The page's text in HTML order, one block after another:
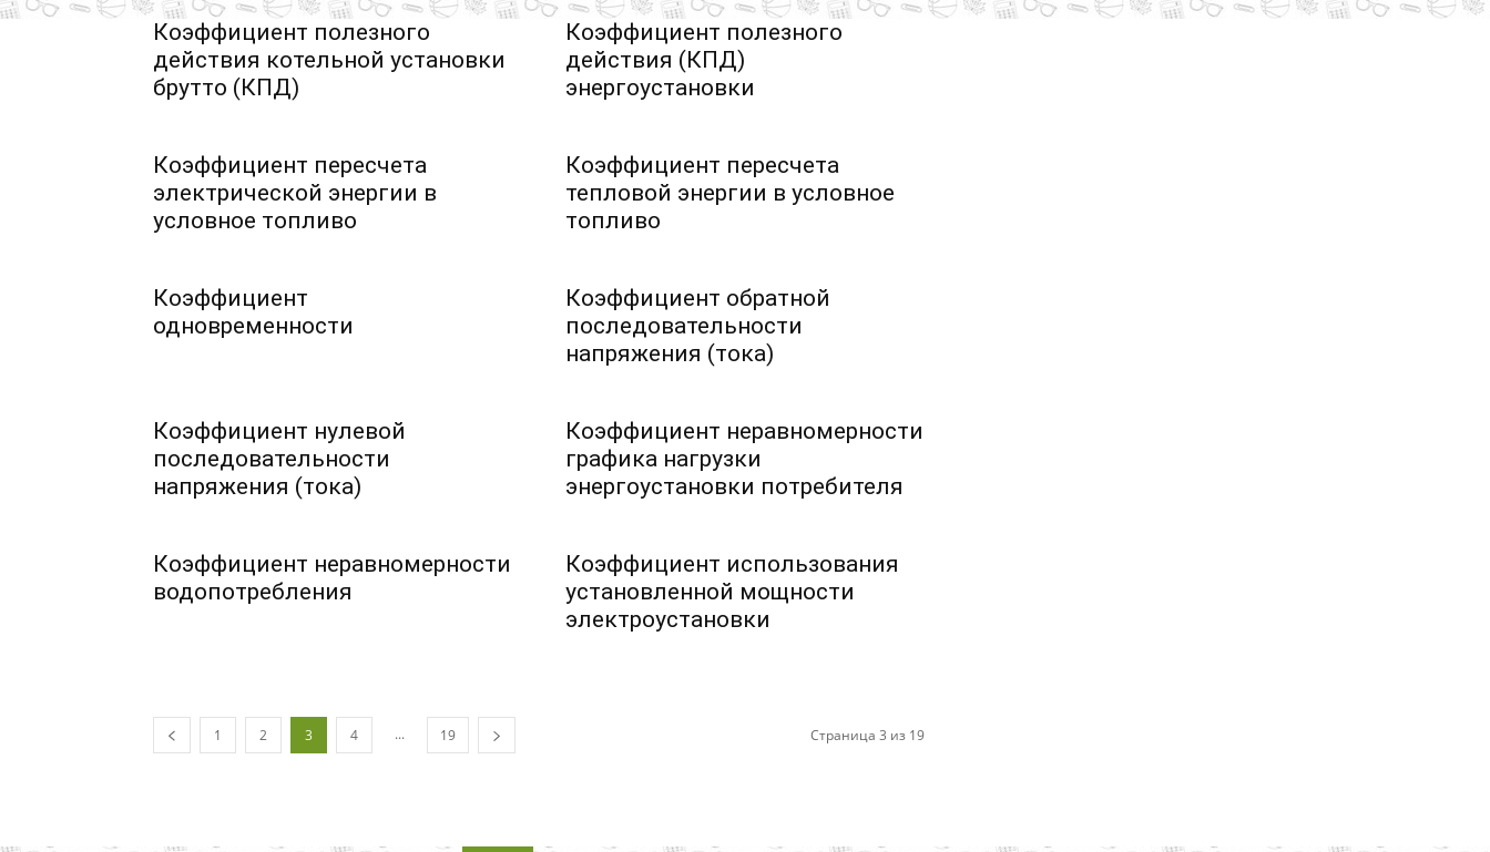
Коэффициент полезного
действия котельной установки
брутто (КПД)
Коэффициент полезного
действия (КПД)
энергоустановки
Коэффициент пересчета
электрической энергии в
условное топливо
Коэффициент пересчета
тепловой энергии в условное
топливо
Коэффициент
одновременности
Коэффициент обратной
последовательности
напряжения (тока)
Коэффициент нулевой
последовательности
напряжения (тока)
Коэффициент неравномерности
графика нагрузки
энергоустановки потребителя
Коэффициент неравномерности
водопотребления
Коэффициент использования
установленной мощности
электроустановки
1 2 3 4 ... 19 Страница 3 из 19